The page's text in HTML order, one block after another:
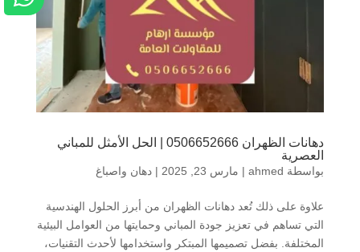
دهانات الظهران 0506652666 | الحل الأمثل للمباني
العصرية
بواسطة ahmed
| مارس 23, 2025 | دهان واصباغ
علاوة على ذلك تُعد دهانات الظهران من أبرز الحلول الهندسية
التي تساهم في تعزيز جودة المباني وحمايتها من العوامل البيئية
المختلفة. بفضل تصميمها المبتكر واستخدامها لأحدث التقنيات،